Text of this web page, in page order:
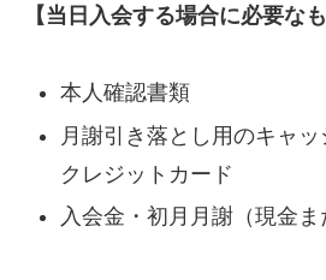
【当日入会する場合に必要なも
本人確認書類
月謝引き落とし用のキャ
クレジットカード
入会金・初月月謝（現金ま